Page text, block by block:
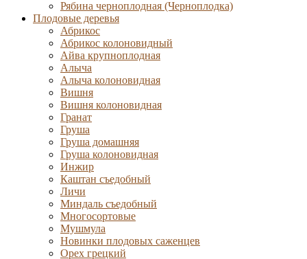
Рябина черноплодная (Черноплодка)
Плодовые деревья
Абрикос
Абрикос колоновидный
Айва крупноплодная
Алыча
Алыча колоновидная
Вишня
Вишня колоновидная
Гранат
Груша
Груша домашняя
Груша колоновидная
Инжир
Каштан съедобный
Личи
Миндаль съедобный
Многосортовые
Мушмула
Новинки плодовых саженцев
Орех грецкий